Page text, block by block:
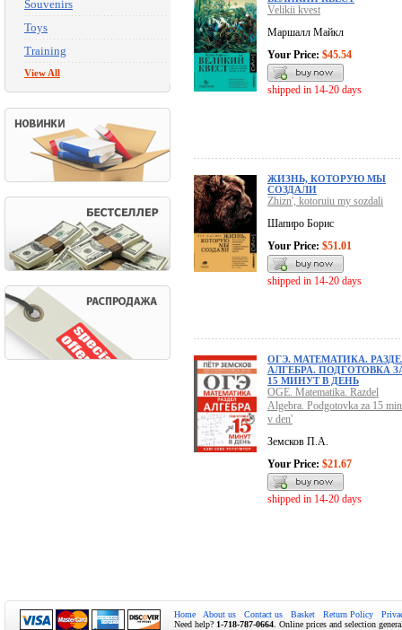
Souvenirs
Toys
Training
View All
Velikii kvest
Маршалл Майкл
Your Price: $45.54
shipped in 14-20 days
ЖИЗНЬ, КОТОРУЮ МЫ
СОЗДАЛИ
Zhizn', kotoruiu my sozdali
Шапиро Борис
Your Price: $51.01
shipped in 14-20 days
ОГЭ. МАТЕМАТИКА.
АЛГЕБРА. ПОДГОТОВКА
15 МИНУТ В ДЕНЬ
OGE. Matematika. Razdel
Algebra. Podgotovka za 15
v den'
Земсков П.А.
Your Price: $21.67
shipped in 14-20 days
Home About us Contact us Basket Return Policy
Need help? 1-718-787-0664 . Online prices and selection